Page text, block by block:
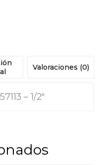
Valoraciones (0)
– 1/2″